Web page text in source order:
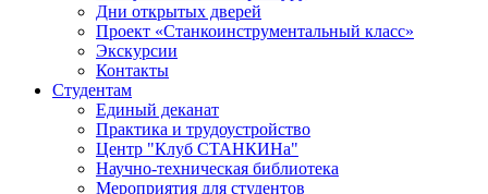
Дни открытых дверей
Проект «Станкоинструментальный класс»
Экскурсии
Контакты
Студентам
Единый деканат
Практика и трудоустройство
Центр "Клуб СТАНКИНа"
Научно-техническая библиотека
Мероприятия для студентов